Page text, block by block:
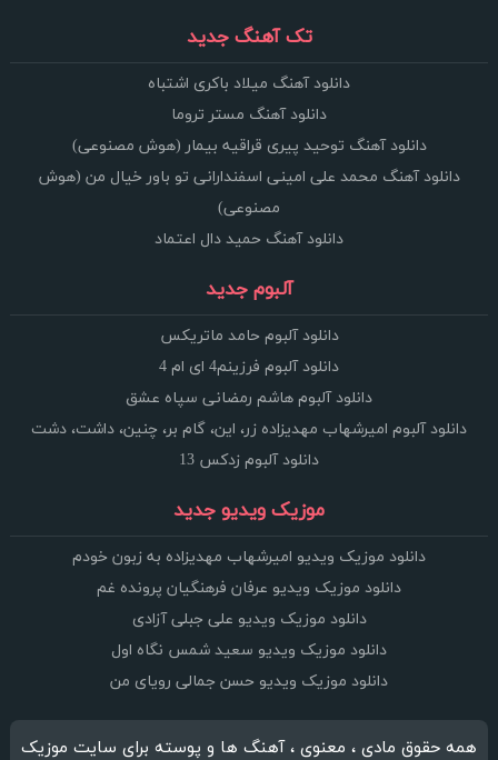
تک آهنگ جدید
دانلود آهنگ میلاد باکری اشتباه
دانلود آهنگ مستر تروما
دانلود آهنگ توحید پیری قراقیه بیمار (هوش مصنوعی)
دانلود آهنگ محمد علی امینی اسفندارانی تو باور خیال من (هوش
مصنوعی)
دانلود آهنگ حمید دال اعتماد
آلبوم جدید
دانلود آلبوم حامد ماتریکس
دانلود آلبوم فرزینم4 ای ام 4
دانلود آلبوم هاشم رمضانی سپاه عشق
دانلود آلبوم امیرشهاب مهدیزاده زر، این، گام بر، چنین، داشت، دشت
دانلود آلبوم زدکس 13
موزیک ویدیو جدید
دانلود موزیک ویدیو امیرشهاب مهدیزاده به زبون خودم
دانلود موزیک ویدیو عرفان فرهنگیان پرونده غم
دانلود موزیک ویدیو علی جبلی آزادی
دانلود موزیک ویدیو سعید شمس نگاه اول
دانلود موزیک ویدیو حسن جمالی رویای من
همه حقوق مادی ، معنوی ، آهنگ ها و پوسته برای سایت موزیک